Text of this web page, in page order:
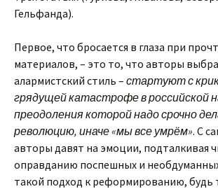
Гельфанда).
Первое, что бросается в глаза при
материалов, – это то, что авторы
алармистский стиль – стартуют с
грядущей катастрофе в российской
преодоления которой надо срочно
революцию, иначе «мы все умрём». С
авторы давят на эмоции, подталкивая
оправданию поспешных и
такой подход к реформированию, будь